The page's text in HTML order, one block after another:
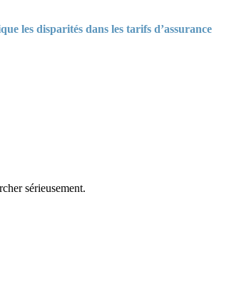
les disparités dans les tarifs d’assurance
sérieusement.